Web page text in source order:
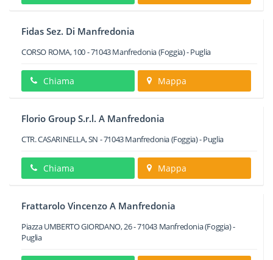
Fidas Sez. Di Manfredonia
CORSO ROMA, 100-71043Manfredonia(Foggia) -Puglia
Chiama Mappa
Florio Group S.r.l. A Manfredonia
CTR. CASARINELLA, SN -71043Manfredonia(Foggia) -Puglia
Chiama Mappa
Frattarolo Vincenzo A Manfredonia
Piazza UMBERTO GIORDANO, 26-71043 Manfredonia(Foggia) -
Puglia